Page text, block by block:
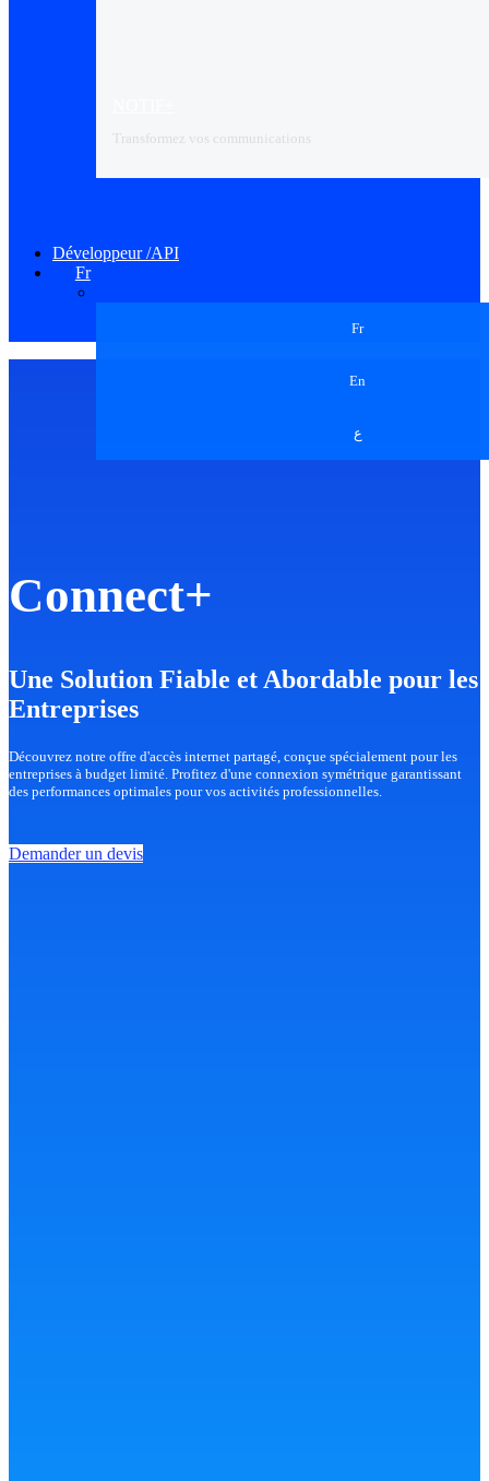
Transformez vos communications
Développeur /API
Fr
Fr
En
ع
Connect+
Une Solution Fiable et Abordable pour les
Entreprises
Découvrez notre offre d'accès internet partagé, conçue spécialement pour les
entreprises à budget limité. Profitez d'une connexion symétrique garantissant
des performances optimales pour vos activités professionnelles.
Demander un devis